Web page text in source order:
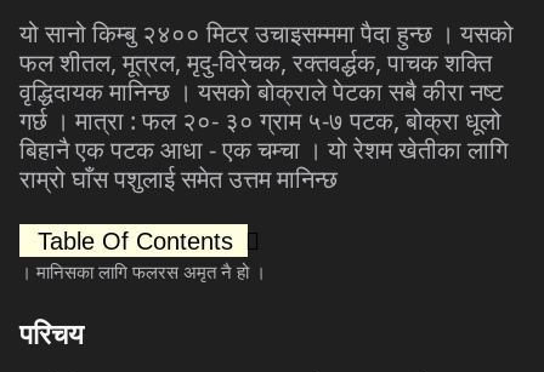
योसानोकिम्बु २४०० मिटरउचाइसम्ममापैदाहुन्छ । यसको
फलशीतल,मूत्रल,मृदु-विरेचक,रक्तवर्द्धक,पाचकशक्ति
वृद्धिदायकमानिन्छ । यसकोबोक्रालेपेटकासबैकीरानष्ट
गर्छ । मात्रा :फल २०- ३० ग्राम ५-७ पटक,बोक्रा धूलो
बिहानैएकपटकआधा-एकचम्चा । योरेशमखेतीकालागि
राम्रोघाँसपशुलाईसमेतउत्तममानिन्छ
Table Of Contents
। मानिसका लागि फलरस अमृत नै हो ।
परिचय